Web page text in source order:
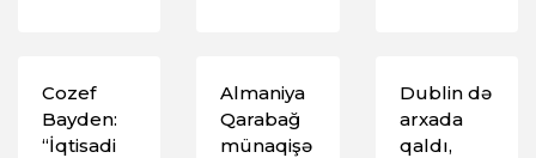
Cozef
Bayden:
“İqtisadi
Almaniya
Qarabağ
münaqişə
Dublin də
arxada
qaldı,